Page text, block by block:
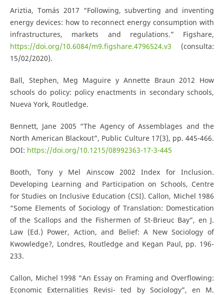
Ariztia, Tomás 2017 “Following, subverting and inventing
energy devices: how to reconnect energy consumption with
infrastructures, markets and regulations.” Figshare,
https://doi.org/10.6084/m9.figshare.4796524.v3 (consulta:
15/02/2020).
Ball, Stephen, Meg Maguire y Annette Braun 2012 How
schools do policy: policy enactments in secondary schools,
Nueva York, Routledge.
Bennett, Jane 2005 “The Agency of Assemblages and the
North American Blackout”, Public Culture 17(3), pp. 445-466.
DOI: https://doi.org/10.1215/08992363-17-3-445
Booth, Tony y Mel Ainscow 2002 Index for Inclusion.
Developing Learning and Participation on Schools, Centre
for Studies on Inclusive Education (CSI). Callon, Michel 1986
“Some Elements of Sociology of Translation: Domestication
of the Scallops and the Fishermen of St-Brieuc Bay”, en J.
Law (Ed.) Power, Action, and Belief: A New Sociology of
Kwowledge?, Londres, Routledge and Kegan Paul, pp. 196-
233.
Callon, Michel 1998 “An Essay on Framing and Overflowing:
Economic Externalities Revisi- ted by Sociology”, en M.